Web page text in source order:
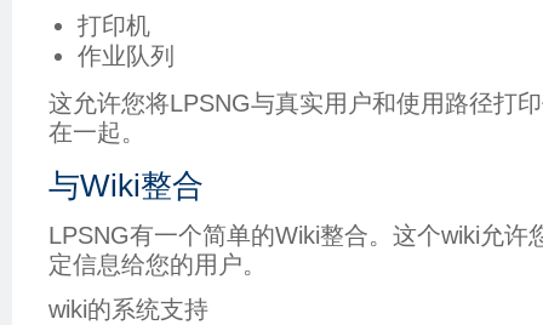
打印机
作业队列
这允许您将LPSNG与真实用户和使用路径打
在一起。
与Wiki整合
LPSNG有一个简单的Wiki整合。这个wiki允许
定信息给您的用户。
wiki的系统支持